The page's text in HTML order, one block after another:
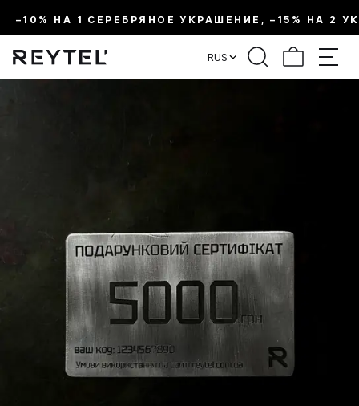
–10% НА 1 СЕРЕБРЯНОЕ УКРАШЕНИЕ, –15% НА 2
RUS